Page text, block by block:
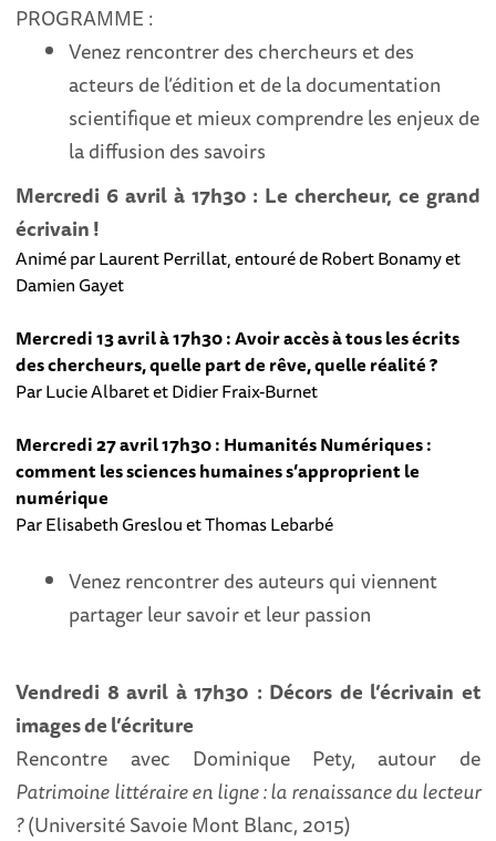
PROGRAMME :
Venez rencontrer des chercheurs et des
acteurs de l’édition et de la documentation
scientifique et mieux comprendre les enjeux de
la diffusion des savoirs
Mercredi 6 avril à 17h30 : Le chercheur, ce grand
écrivain !
Animé par Laurent Perrillat, entouré de Robert Bonamy et
Damien Gayet
Mercredi 13 avril à 17h30 : Avoir accès à tous les écrits
des chercheurs, quelle part de rêve, quelle réalité ?
Par Lucie Albaret et Didier Fraix-Burnet
Mercredi 27 avril 17h30 : Humanités Numériques :
comment les sciences humaines s’approprient le
numérique
Par Elisabeth Greslou et Thomas Lebarbé
Venez rencontrer des auteurs qui viennent
partager leur savoir et leur passion
Vendredi 8 avril à 17h30 : Décors de l’écrivain et
images de l’écriture
Rencontre avec Dominique Pety, autour de
Patrimoine littéraire en ligne : la renaissance du lecteur
?(Université Savoie Mont Blanc, 2015)